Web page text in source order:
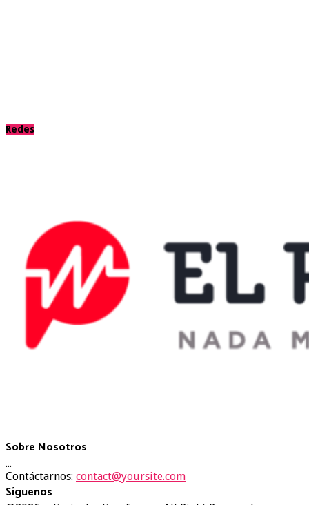
Redes
Sobre Nosotros
...
Contáctarnos: contact@yoursite.com
Síguenos